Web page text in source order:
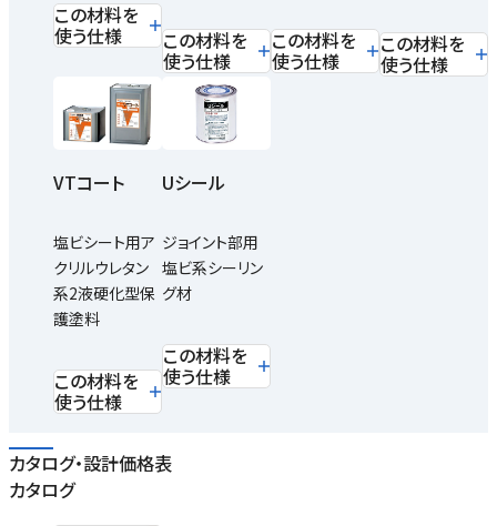
この材料を
使う仕様 この材料を
使う仕様
この材料を
使う仕様
この材料を
使う仕様
VTコート
塩ビシート用ア
クリルウレタン
系2液硬化型保
護塗料
この材料を
使う仕様
Uシール
ジョイント部用
塩ビ系シーリン
グ材
この材料を
使う仕様
カタログ・設計価格表
カタログ